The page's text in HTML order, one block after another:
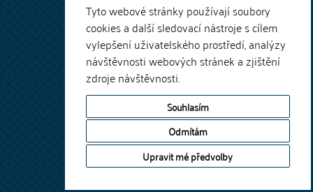
Tyto webové stránky používají soubory
cookies a další sledovací nástroje s cílem
vylepšení uživatelského prostředí, analýzy
návštěvnosti webových stránek a zjištění
zdroje návštěvnosti.
Souhlasím
Odmítám
Upravit mé předvolby